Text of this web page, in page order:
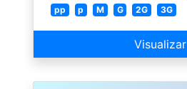
pp
p M G 2G 3G
Visualizar